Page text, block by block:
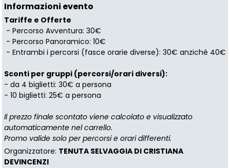
Informazioni evento
Tariffe e Offerte
- Percorso Avventura: 30€
- Percorso Panoramico: 10€
- Entrambi i percorsi (fasce orarie diverse): 30€ anziché 40€
Sconti per gruppi (percorsi/orari diversi):
- da 4 biglietti: 30€ a persona
- 10 biglietti: 25€ a persona
Il prezzo finale scontato viene calcolato e visualizzato
automaticamente nel carrello.
Promo valide solo per percorsi e orari differenti.
Organizzatore: TENUTA SELVAGGIA DI CRISTIANA
DEVINCENZI